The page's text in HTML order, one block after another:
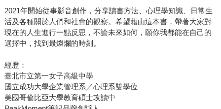
2021年開始從事影音創作，分享讀書方法、心理學知識、日常生
活及各種關於人們和社會的觀察。希望藉由這本書，帶著大家對
現在的人生進行一點反思，不論未來如何，願你我都能在自己的
選擇中，找到最燦爛的時刻。
經歷：
臺北市立第一女子高級中學
國立成功大學企業管理系／心理系雙學位
美國哥倫比亞大學教育碩士攻讀中